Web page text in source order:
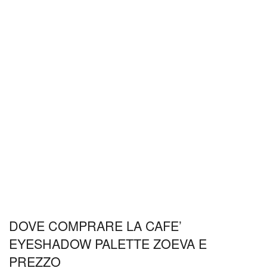
DOVE COMPRARE LA CAFE’
EYESHADOW PALETTE ZOEVA E
PREZZO